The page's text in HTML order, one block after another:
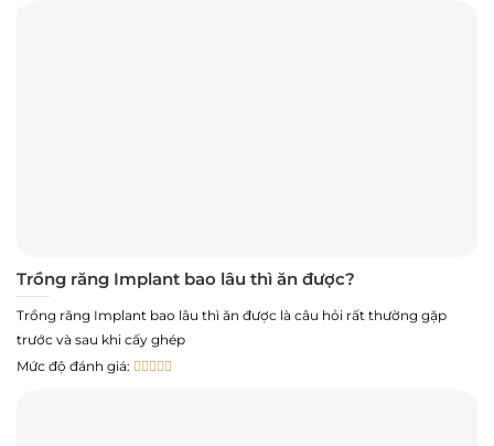
Trồng răng Implant bao lâu thì ăn được?
Trồng răng Implant bao lâu thì ăn được là câu hỏi rất thường gặp
trước và sau khi cấy ghép
Mức độ đánh giá: